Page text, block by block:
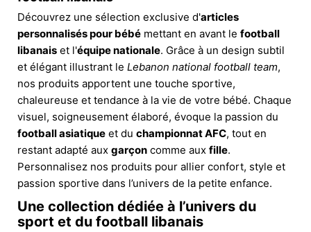
Découvrez une sélection exclusive d'articles
personnalisés pour bébé mettant en avant le football
libanais et l'équipe nationale. Grâce à un design subtil
et élégant illustrant le Lebanon national football team,
nos produits apportent une touche sportive,
chaleureuse et tendance à la vie de votre bébé. Chaque
visuel, soigneusement élaboré, évoque la passion du
football asiatique et du championnat AFC, tout en
restant adapté aux garçon comme aux fille.
Personnalisez nos produits pour allier confort, style et
passion sportive dans l’univers de la petite enfance.
Une collection dédiée à l’univers du
sport et du football libanais